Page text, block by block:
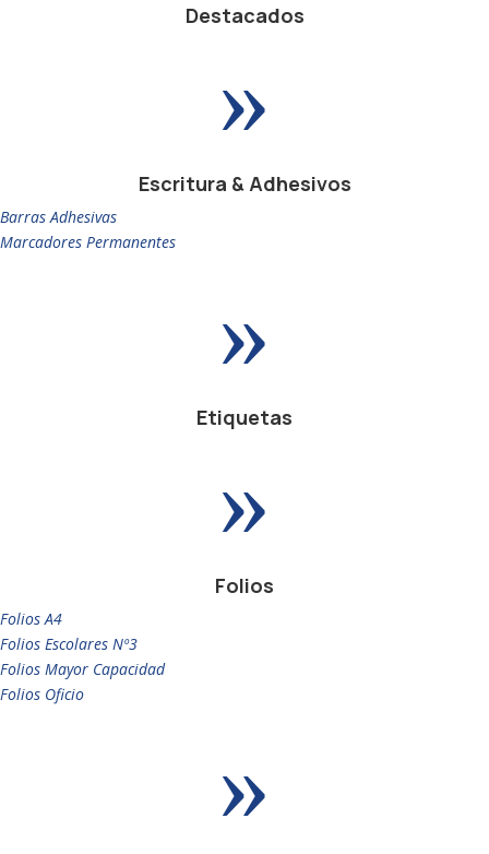
Destacados
»
Escritura & Adhesivos
Barras Adhesivas
Marcadores Permanentes
»
Etiquetas
»
Folios
Folios A4
Folios Escolares Nº3
Folios Mayor Capacidad
Folios Oficio
»